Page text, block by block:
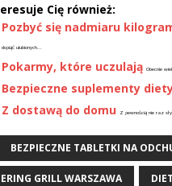
Cię również:
Pozbyć się nadmiaru
dopiąć ulubionych...
Pokarmy, które uczulają Obecnie
Bezpieczne suplementy
Z dostawą do domu Z pewnością nie raz
BEZPIECZNE TABLETKI NA
GRILL WARSZAWA